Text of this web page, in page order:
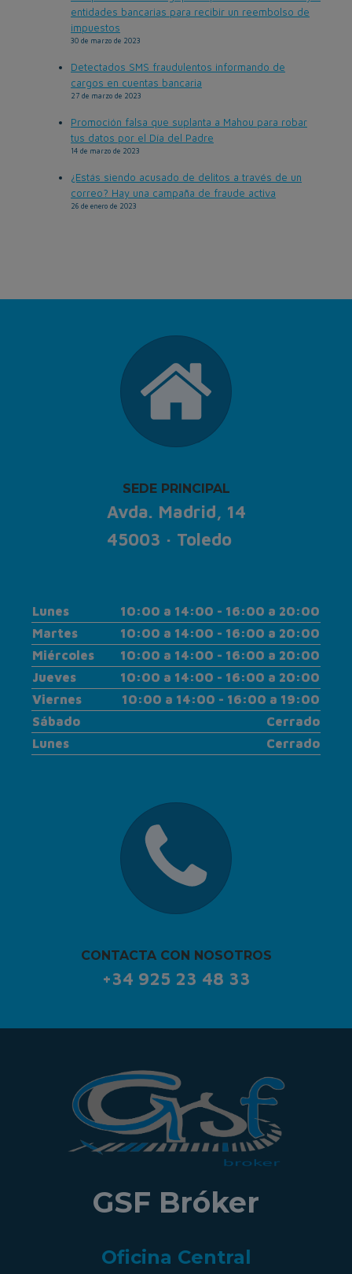
entidades bancarias para recibir un reembolso de
impuestos
30 de marzo de 2023
Detectados SMS fraudulentos informando de
cargos en cuentas bancaria
27 de marzo de 2023
Promoción falsa que suplanta a Mahou para robar
tus datos por el Día del Padre
14 de marzo de 2023
¿Estás siendo acusado de delitos a través de un
correo? Hay una campaña de fraude activa
26 de enero de 2023
SEDE PRINCIPAL
Avda. Madrid, 14
45003 · Toledo
Lunes
10:00 a 14:00 - 16:00 a 20:00
Martes
10:00 a 14:00 - 16:00 a 20:00
Miércoles
10:00 a 14:00 - 16:00 a 20:00
Jueves
10:00 a 14:00 - 16:00 a 20:00
Viernes
10:00 a 14:00 - 16:00 a 19:00
Sábado
Cerrado
Lunes
Cerrado
CONTACTA CON NOSOTROS
+34 925 23 48 33
GSF Bróker
Oficina Central